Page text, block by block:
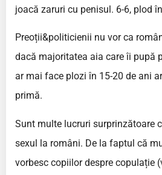
joacă zaruri cu penisul. 6-6, plod
Preoții&politicienii nu vor ca
dacă majoritatea aia care îi pupă
ar mai face plozi în 15-20 de ani
primă.
Sunt multe lucruri surprinzătoare
sexul la români. De la faptul că
vorbesc copiilor despre copulație